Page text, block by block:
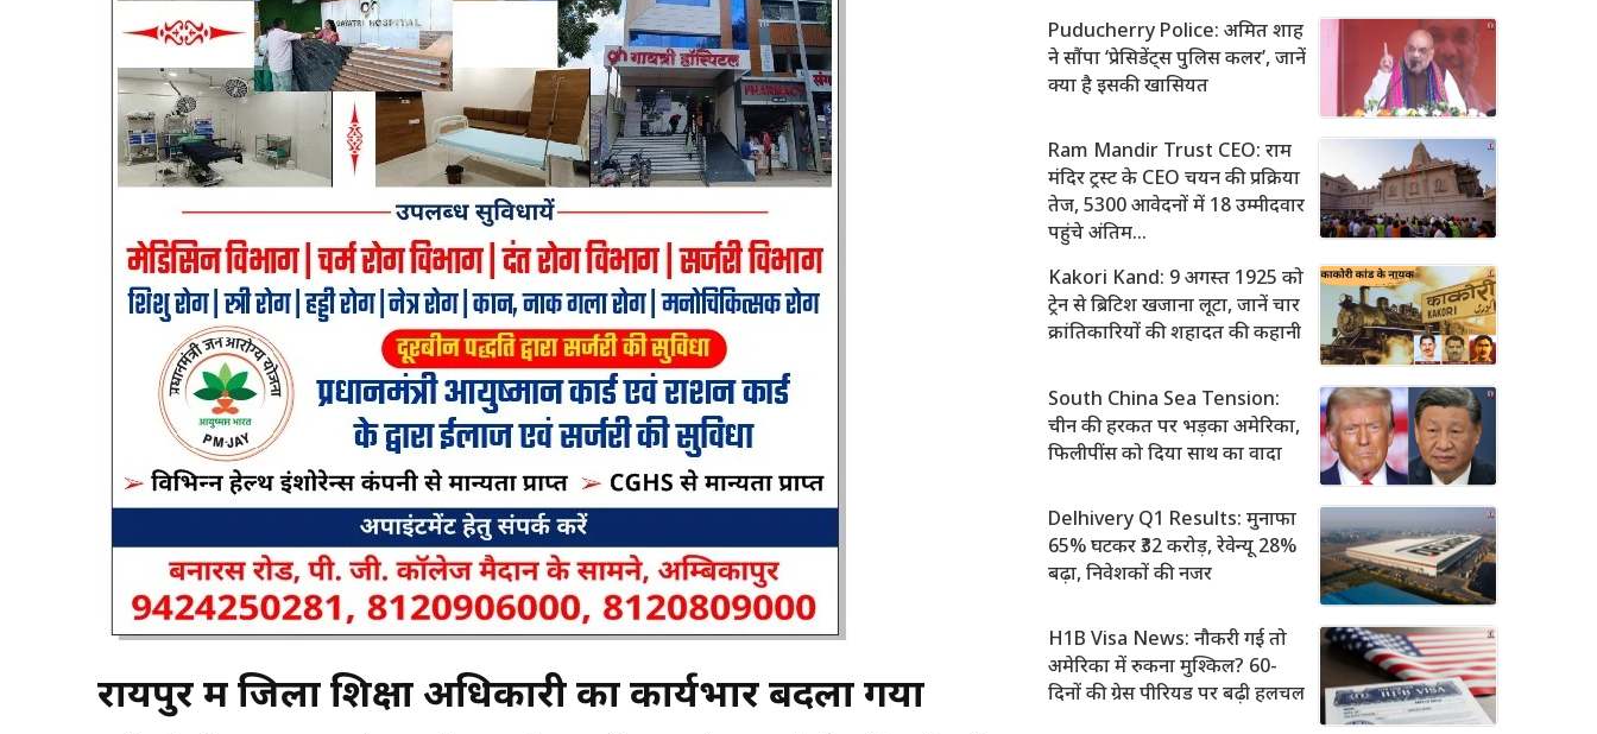
रायपुर में जिला शिक्षा अधिकारी का कार्यभार बदला गया
Puducherry Police: अमित शाह
ने सौंपा ‘प्रेसिडेंट्स पुलिस कलर’, जानें
क्या है इसकी खासियत
Ram Mandir Trust CEO: राम
मंदिर ट्रस्ट के CEO चयन की प्रक्रिया
तेज, 5300 आवेदनों में 18 उम्मीदवार
पहुंचे अंतिम…
Kakori Kand: 9 अगस्त 1925 को
ट्रेन से ब्रिटिश खजाना लूटा, जानें चार
क्रांतिकारियों की शहादत की कहानी
South China Sea Tension:
चीन की हरकत पर भड़का अमेरिका,
फिलीपींस को दिया साथ का वादा
Delhivery Q1 Results: मुनाफा
65% घटकर ₹32 करोड़, रेवेन्यू 28%
बढ़ा, निवेशकों की नजर
H1B Visa News: नौकरी गई तो
अमेरिका में रुकना मुश्किल? 60-
दिनों की ग्रेस पीरियड पर बढ़ी हलचल